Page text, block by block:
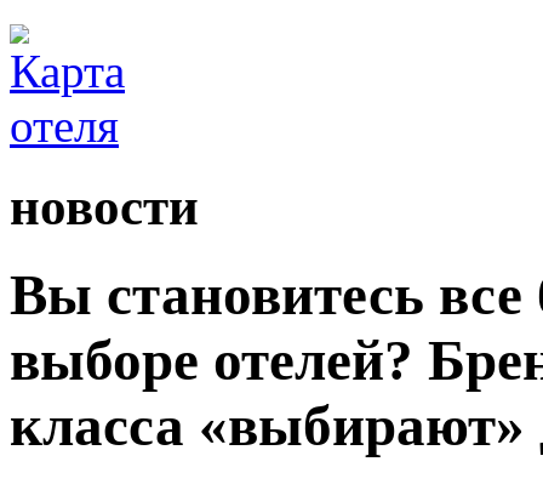
новости
Вы становитесь
выборе отелей?
класса «выбирают»